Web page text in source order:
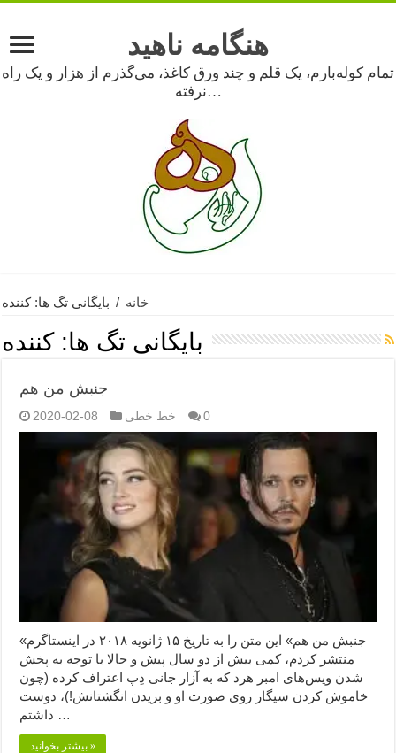
هنگامه ناهید
تمام کوله‌بارم، یک قلم و چند ورق کاغذ، می‌گذرم از هزار و یک راه
نرفته…
خانه / بایگانی تگ ها: کننده
بایگانی تگ ها:کننده
جنبش من هم
2020-02-08 خط خطی 0
«جنبش من هم» این متن را به تاریخ ۱۵ ژانویه ۲۰۱۸ در اینستاگرم
منتشر کردم، کمی بیش از دو سال پیش و حالا با توجه به پخش
شدن ویس‌های امبر هرد که به آزار جانی دِپ اعتراف کرده (چون
خاموش کردن سیگار روی صورت او و بریدن انگشتانش!)، دوست
داشتم …
بیشتر بخوانید »